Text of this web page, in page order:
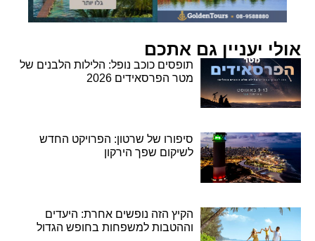
אולי יעניין גם אתכם
תופסים כוכב נופל: הלילות הלבנים של
מטר הפרסאידים 2026
סיפורו של שרטון: הפרויקט החדש
לשיקום שפך הירקון
הקיץ הזה נופשים אחרת: היעדים
וההטבות למשפחות בחופש הגדול